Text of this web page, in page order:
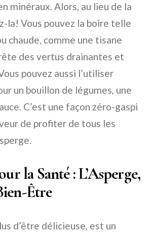
minéraux. Alors, au lieu de la
la! Vous pouvez la boire telle
chaude, comme une tisane
des vertus drainantes et
pouvez aussi l’utiliser
un bouillon de légumes, une
C’est une façon zéro-gaspi
de profiter de tous les
la Santé : L’Asperge,
Être
d’être délicieuse, est un